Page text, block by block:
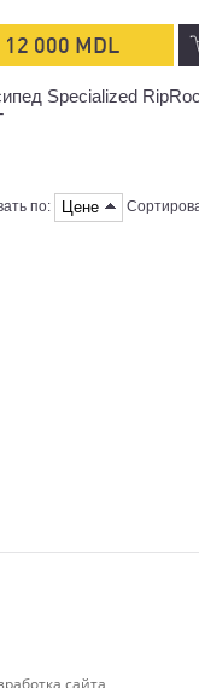
12 000 MDL
Specialized
по: Цене
сайта